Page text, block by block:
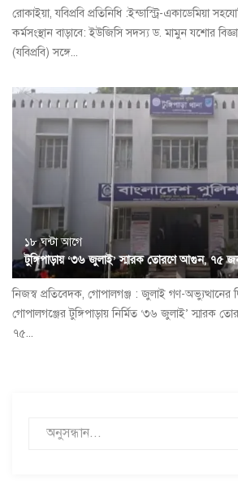
রোকাইয়া, যবিপ্রবি প্রতিনিধি :ইন্ডাস্ট্রি-একাডেমিয়া
কর্মসংস্থান বাড়াবে: ইউজিসি সদস্য ড. মামুন যশোর
(যবিপ্রবি) সঙ্গে...
১৮ ঘন্টা আগে
টুঙ্গিপাড়ায় ‘৩৬ জুলাই’ স্মারক তোরণে আগুন, ৭৫
নিজস্ব প্রতিবেদক, গোপালগঞ্জ : জুলাই গণ-অভ্যুত্থানের
গোপালগঞ্জের টুঙ্গিপাড়ায় নির্মিত ‘৩৬ জুলাই’ স্মারক
৭৫...